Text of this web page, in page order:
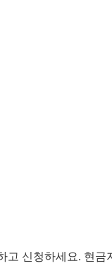
신청하세요. 현